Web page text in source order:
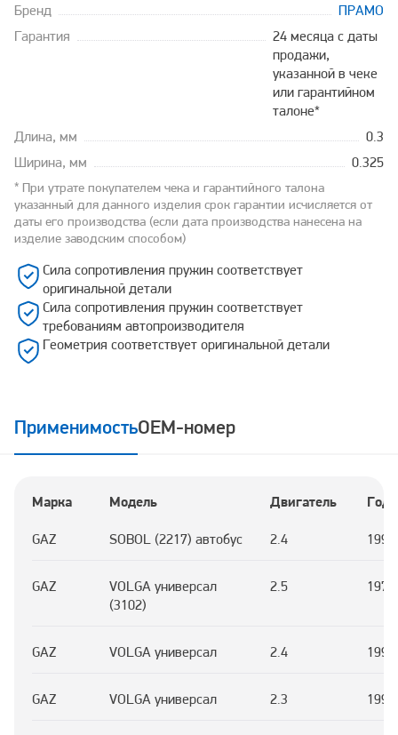
Бренд
ПРАМО
Гарантия
24 месяца с даты
продажи,
указанной в чеке
или гарантийном
талоне*
Длина, мм
0.3
Ширина, мм
0.325
* При утрате покупателем чека и гарантийного талона
указанный для данного изделия срок гарантии исчисляется от
даты его производства (если дата производства нанесена на
изделие заводским способом)
Сила сопротивления пружин соответствует
оригинальной детали
Сила сопротивления пружин соответствует
требованиям автопроизводителя
Геометрия соответствует оригинальной детали
ПрименимостьOEM-номер
Марка Модель Двигатель Год
GAZ SOBOL (2217) автобус 2.4
GAZ
VOLGA универсал
(3102)
2.5
GAZ VOLGA универсал 2.4
GAZ VOLGA универсал 2.3